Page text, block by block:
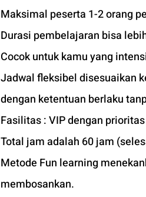
Maksimal peserta 1-2 orang
Durasi pembelajaran bisa
Cocok untuk kamu yang
Jadwal fleksibel disesuaikan
dengan ketentuan berlaku
Fasilitas : VIP dengan
Total jam adalah 60 jam
Metode Fun learning
membosankan.